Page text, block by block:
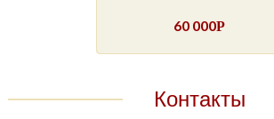
60 000Р
Контакты